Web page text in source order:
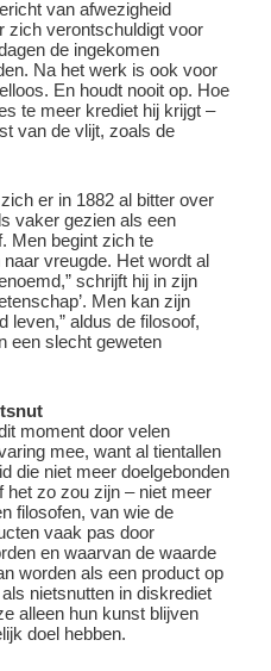
van afwezigheid
zich verontschuldigt voor
de ingekomen
Na het werk is ook voor
En houdt nooit op. Hoe
te meer krediet hij krijgt –
van de vlijt, zoals de
er in 1882 al bitter over
vaker gezien als een
Men begint zich te
vreugde. Het wordt al
schrijft hij in zijn
Men kan zijn
leven,” aldus de filosoof,
een slecht geweten
moment door velen
mee, want al tientallen
die niet meer doelgebonden
het zo zou zijn – niet meer
filosofen, van wie de
vaak pas door
en waarvan de waarde
worden als een product op
nietsnutten in diskrediet
alleen hun kunst blijven
doel hebben.